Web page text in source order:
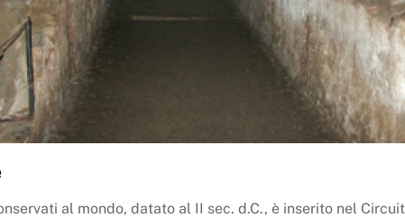
al mondo, datato al II sec. d.C., è inserito nel